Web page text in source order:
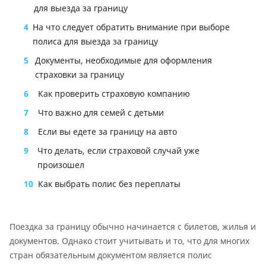
для выезда за границу
4 На что следует обратить внимание при выборе
полиса для выезда за границу
5
Документы, необходимые для оформления
страховки за границу
6
Как проверить страховую компанию
7
Что важно для семей с детьми
8
Если вы едете за границу на авто
9
Что делать, если страховой случай уже
произошел
10 Как выбрать полис без переплаты
Поездка за границу обычно начинается с билетов, жилья и
документов. Однако стоит учитывать и то, что для многих
стран обязательным документом является полис